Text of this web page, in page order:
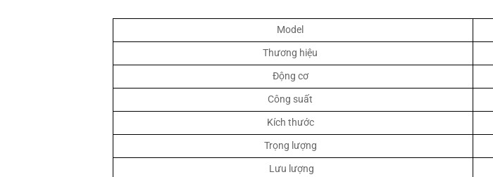
Model
Thương hiệu
Động cơ
Công suất
Kích thước
Trọng lượng
Lưu lượng